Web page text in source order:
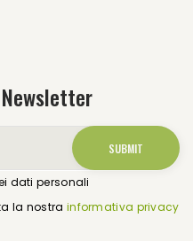
dati personali
la nostra informativa privacy